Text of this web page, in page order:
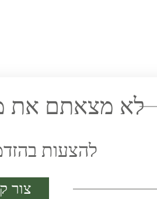
לא מצאתם את
להצעות
צור